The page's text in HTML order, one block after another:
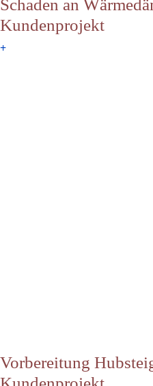
Schaden an
Kundenprojekt
+
Vorbereitung